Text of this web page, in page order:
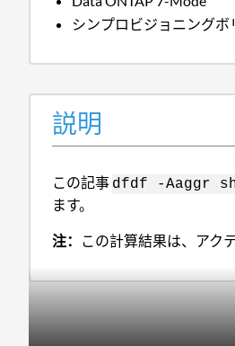
シンプロビジョニングボ
説明
この記事 dfdf -Aaggr
ます。
注： この計算結果は、アク